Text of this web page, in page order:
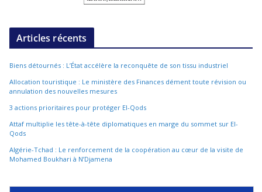
Articles récents
Biens détournés : L’État accélère la reconquête de son tissu industriel
Allocation touristique : Le ministère des Finances dément toute révision ou
annulation des nouvelles mesures
3 actions prioritaires pour protéger El-Qods
Attaf multiplie les tête-à-tête diplomatiques en marge du sommet sur El-
Qods
Algérie-Tchad : Le renforcement de la coopération au cœur de la visite de
Mohamed Boukhari à N’Djamena